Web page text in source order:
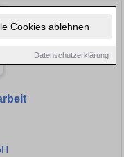
Cookies ablehnen
Datenschutzerklärung